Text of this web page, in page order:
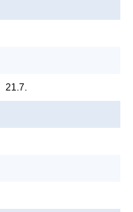
21.7.